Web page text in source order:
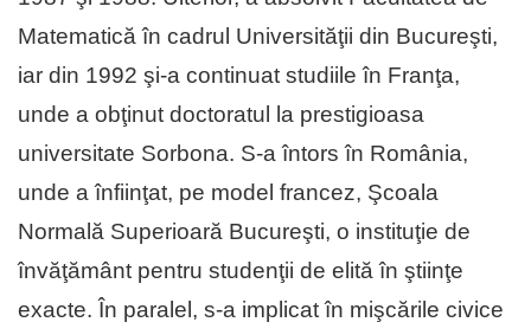
Matematică în cadrul Universităţii din Bucureşti,
iar din 1992 şi-a continuat studiile în Franţa,
unde a obţinut doctoratul la prestigioasa
universitate Sorbona. S-a întors în România,
unde a înfiinţat, pe model francez, Şcoala
Normală Superioară Bucureşti, o instituţie de
învăţământ pentru studenţii de elită în ştiinţe
exacte. În paralel, s-a implicat în mişcările civice